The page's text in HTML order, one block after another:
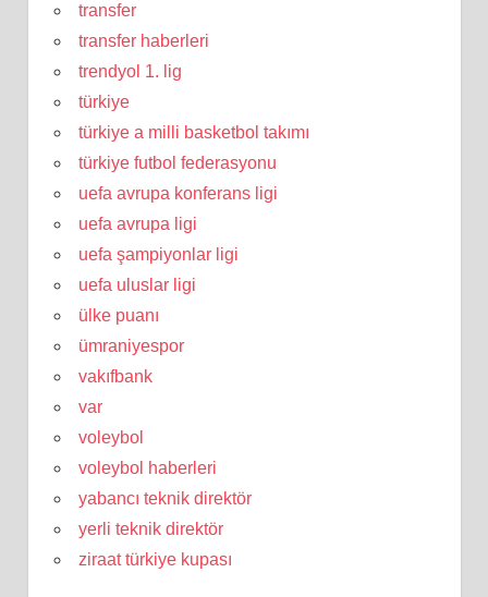
transfer
transfer haberleri
trendyol 1. lig
türkiye
türkiye a milli basketbol takımı
türkiye futbol federasyonu
uefa avrupa konferans ligi
uefa avrupa ligi
uefa şampiyonlar ligi
uefa uluslar ligi
ülke puanı
ümraniyespor
vakıfbank
var
voleybol
voleybol haberleri
yabancı teknik direktör
yerli teknik direktör
ziraat türkiye kupası